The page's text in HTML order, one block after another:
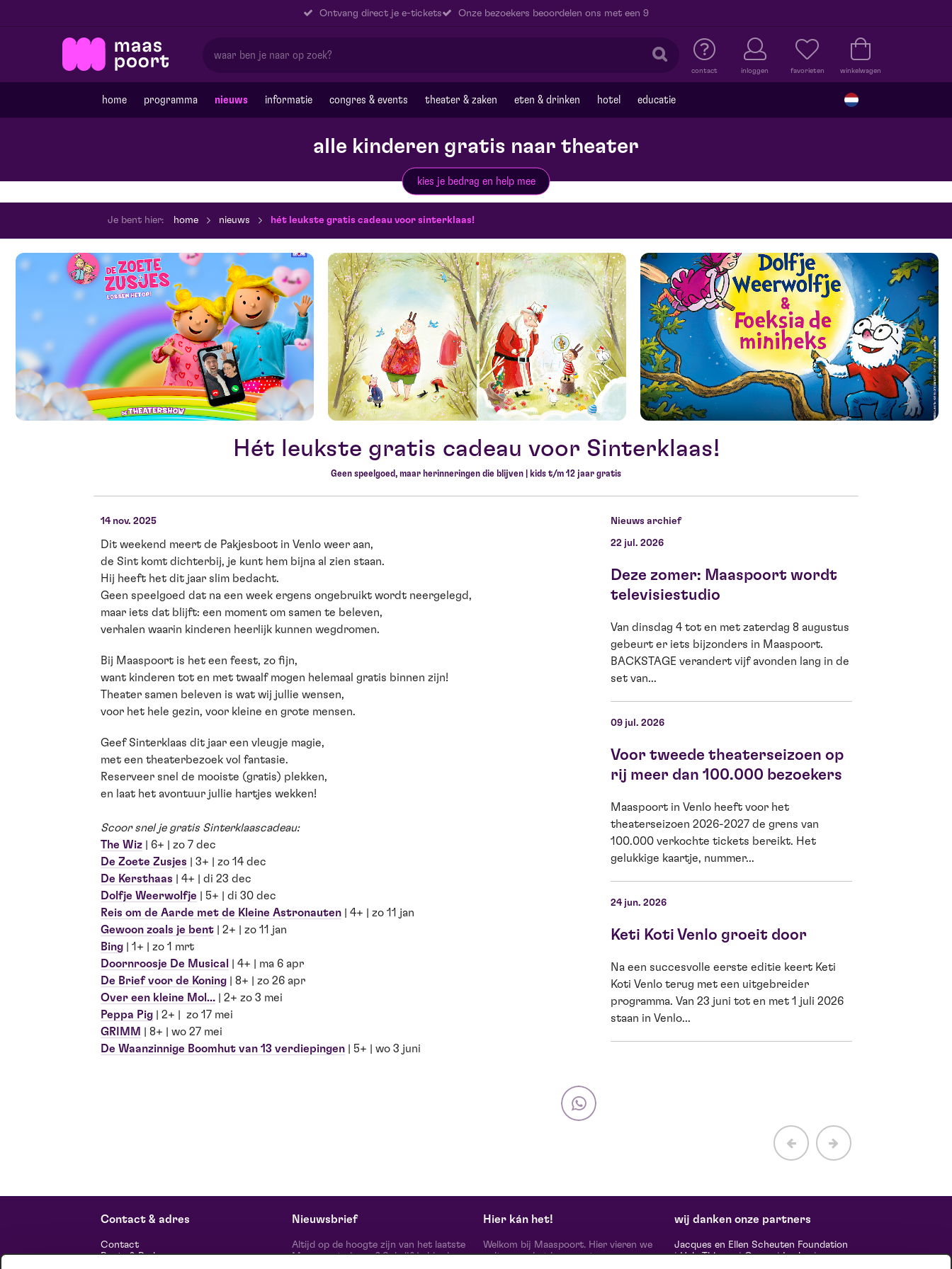
Ontvang direct je e-tickets Onze bezoekers beoordelen ons met een 9
contact inloggen favorieten winkelwagen
home programma nieuws informatie congres & events theater & zaken eten & drinken hotel educatie
alle kinderen gratis naar theater
kies je bedrag en help mee
Je bent hier: home nieuws hét leukste gratis cadeau voor sinterklaas!
Hét leukste gratis cadeau voor Sinterklaas!
Geen speelgoed, maar herinneringen die blijven | kids t/m 12 jaar gratis
14 nov. 2025
Dit weekend meert de Pakjesboot in Venlo weer aan,
de Sint komt dichterbij, je kunt hem bijna al zien staan.
Hij heeft het dit jaar slim bedacht.
Geen speelgoed dat na een week ergens ongebruikt wordt neergelegd,
maar iets dat blijft: een moment om samen te beleven,
verhalen waarin kinderen heerlijk kunnen wegdromen.
Bij Maaspoort is het een feest, zo fijn,
want kinderen tot en met twaalf mogen helemaal gratis binnen zijn!
Theater samen beleven is wat wij jullie wensen,
voor het hele gezin, voor kleine en grote mensen.
Geef Sinterklaas dit jaar een vleugje magie,
met een theaterbezoek vol fantasie.
Reserveer snel de mooiste (gratis) plekken,
en laat het avontuur jullie hartjes wekken!
Scoor snel je gratis Sinterklaascadeau:
The Wiz | 6+ | zo 7 dec
De Zoete Zusjes | 3+ | zo 14 dec
De Kersthaas | 4+ | di 23 dec
Dolfje Weerwolfje | 5+ | di 30 dec
Reis om de Aarde met de Kleine Astronauten | 4+ | zo 11 jan
Gewoon zoals je bent | 2+ | zo 11 jan
Bing | 1+ | zo 1 mrt
Doornroosje De Musical
| 4+ | ma 6 apr
De Brief voor de Koning | 8+ | zo 26 apr
Over een kleine Mol… | 2+ zo 3 mei
Peppa Pig | 2+ | zo 17 mei
GRIMM
| 8+ | wo 27 mei
De Waanzinnige Boomhut van 13 verdiepingen | 5+ | wo 3 juni
Nieuws archief
22 jul. 2026
Deze zomer: Maaspoort wordt
televisiestudio
Van dinsdag 4 tot en met zaterdag 8 augustus
gebeurt er iets bijzonders in Maaspoort.
BACKSTAGE verandert vijf avonden lang in de
set van...
09 jul. 2026
Voor tweede theaterseizoen op
rij meer dan 100.000 bezoekers
Maaspoort in Venlo heeft voor het
theaterseizoen 2026-2027 de grens van
100.000 verkochte tickets bereikt. Het
gelukkige kaartje, nummer...
24 jun. 2026
Keti Koti Venlo groeit door
Na een succesvolle eerste editie keert Keti
Koti Venlo terug met een uitgebreider
programma. Van 23 juni tot en met 1 juli 2026
staan in Venlo...
Contact & adres
Contact
Route & Parkeren
Nieuwsbrief
Altijd op de hoogte zijn van het laatste
Maaspoort nieuws? Schrijf je hier in
Hier kán het!
Welkom bij Maaspoort. Hier vieren we
cultuur en het leven met een
wij danken onze partners
Jacques en Ellen Scheuten Foundation
|Hela Thissen|Canon|Leolux|